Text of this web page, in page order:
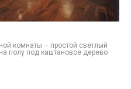
комнаты – простой светлый
полу под каштановое дерево